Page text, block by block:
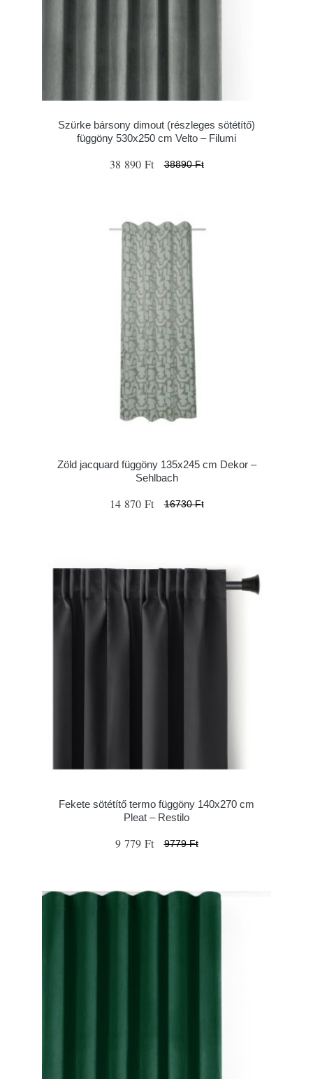
Szürke bársony dimout (részleges sötétítő)
függöny 530x250 cm Velto – Filumi
38 890 Ft 38890 Ft
Zöld jacquard függöny 135x245 cm Dekor –
Sehlbach
14 870 Ft 16730 Ft
Fekete sötétítő termo függöny 140x270 cm
Pleat – Restilo
9 779 Ft 9779 Ft